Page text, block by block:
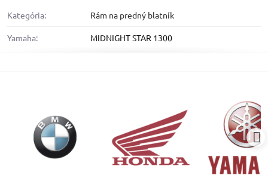
Kategória: Rám na predný blatník
Yamaha: MIDNIGHT STAR 1300